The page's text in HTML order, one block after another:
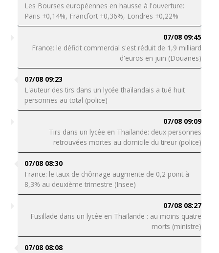
Les Bourses européennes en hausse à l'ouverture:
Paris +0,14%, Francfort +0,36%, Londres +0,22%
07/08 09:45
France: le déficit commercial s'est réduit de 1,9 milliard
d'euros en juin (Douanes)
07/08 09:23
L'auteur des tirs dans un lycée thaïlandais a tué huit
personnes au total (police)
07/08 09:09
Tirs dans un lycée en Thaïlande: deux personnes
retrouvées mortes au domicile du tireur (police)
07/08 08:30
France: le taux de chômage augmente de 0,2 point à
8,3% au deuxième trimestre (Insee)
07/08 08:27
Fusillade dans un lycée en Thaïlande : au moins quatre
morts (ministre)
07/08 08:08